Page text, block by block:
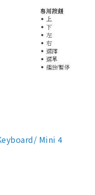
Mini 4